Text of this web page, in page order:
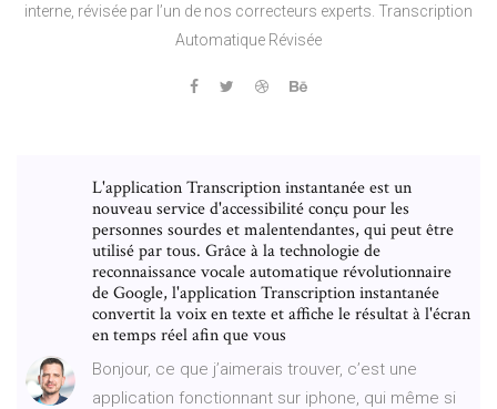
interne, révisée par l’un de nos correcteurs experts. Transcription
Automatique Révisée
L'application Transcription instantanée est un
nouveau service d'accessibilité conçu pour les
personnes sourdes et malentendantes, qui peut être
utilisé par tous. Grâce à la technologie de
reconnaissance vocale automatique révolutionnaire
de Google, l'application Transcription instantanée
convertit la voix en texte et affiche le résultat à l'écran
en temps réel afin que vous
Bonjour, ce que j’aimerais trouver, c’est une
application fonctionnant sur iphone, qui même si